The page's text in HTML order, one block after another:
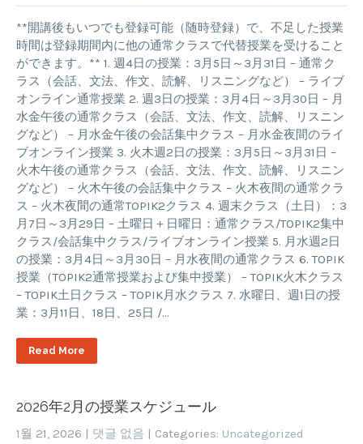
**開講後もいつでも登録可能（随時登録）で、不足した授業
時間は登録期間内に他の通常クラスで代替授業を受けること
ができます。** 1. 週4日の授業：3月5日～3月31日 – 通常ク
ラス（会話、文法、作文、読解、リスニングなど） – ライブ
オンライン通常授業 2. 週3日の授業：3月4日～3月30日 – 月
水金午後の通常クラス（会話、文法、作文、読解、リスニン
グなど） – 月水金午後の会話集中クラス – 月水金夜間のライ
ブオンライン授業 3. 火木週2日の授業：3月5日～3月31日 –
火木午後の通常クラス（会話、文法、作文、読解、リスニン
グなど） – 火木午後の会話集中クラス – 火木夜間の通常クラ
ス – 火木夜間の通常TOPIK2クラス 4. 週末クラス（土日）：3
月7日～3月29日 – 土曜日＋日曜日：通常クラス/TOPIK2集中
クラス/会話集中クラス/ライブオンライン授業 5. 月水週2日
の授業：3月4日～3月30日 – 月水夜間の通常クラス 6. TOPIK
授業（TOPIK2通常授業および集中授業） – TOPIK火木クラス
– TOPIK土日クラス – TOPIK月水クラス 7. 水曜日、週1日の授
業：3月11日、18日、25日 /…
Read More
2026年2月の授業スケジュール
1월 21, 2026 | 댓글 없음 | Categories: Uncategorized